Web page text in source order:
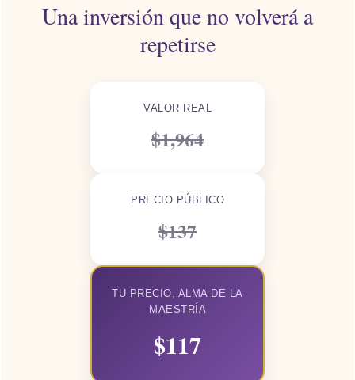
Una inversión que no volverá a
repetirse
VALOR REAL
$1,964
PRECIO PÚBLICO
$137
TU PRECIO, ALMA DE LA
MAESTRÍA
$117